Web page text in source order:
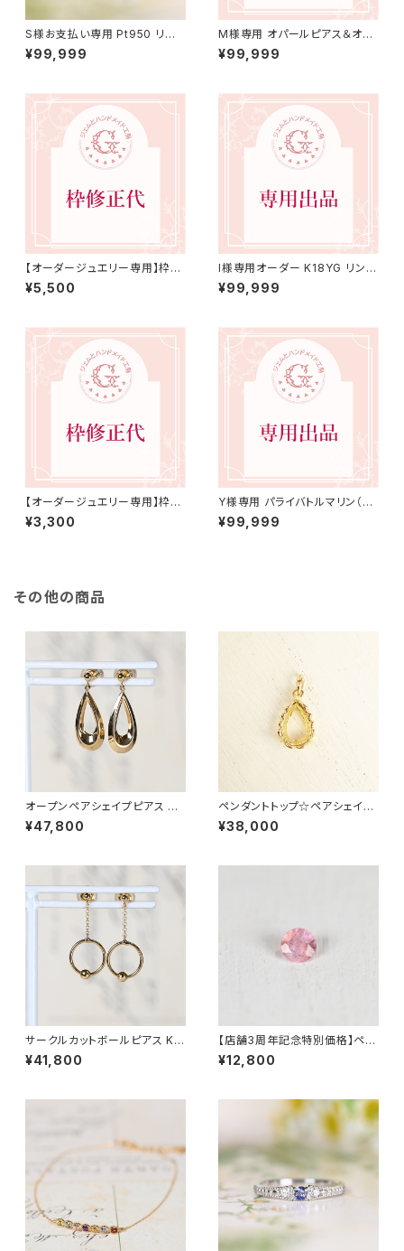
S様お支払い専用 Pt950 リン
グ 15号（JK7086）
¥99,999
M様専用 オパールピアス＆オパ
ールネックレス（チェーン変更）
¥99,999
【オーダージュエリー専用】枠修
正代 5,500円（税込）
¥5,500
I様専用オーダー K18YG リング
16号（巻き）
¥99,999
【オーダージュエリー専用】枠修
正代 3,300円（税込）
¥3,300
Y様専用 パライバトルマリン（ル
ース）
¥99,999
その他の商品
オープンペアシェイプピアス K1
8YG（GH3204）
¥47,800
ペンダントトップ☆ペアシェイプ
カット(5×7mm)★お石を預り空
枠より製作依頼★JK43540
¥38,000
サークルカットボールピアス K1
8YG（GH3206）
¥41,800
【店舗3周年記念特別価格】ペツ
ォッタイト 0.094ct（ソーティン
グ付き）SA32973
¥12,800